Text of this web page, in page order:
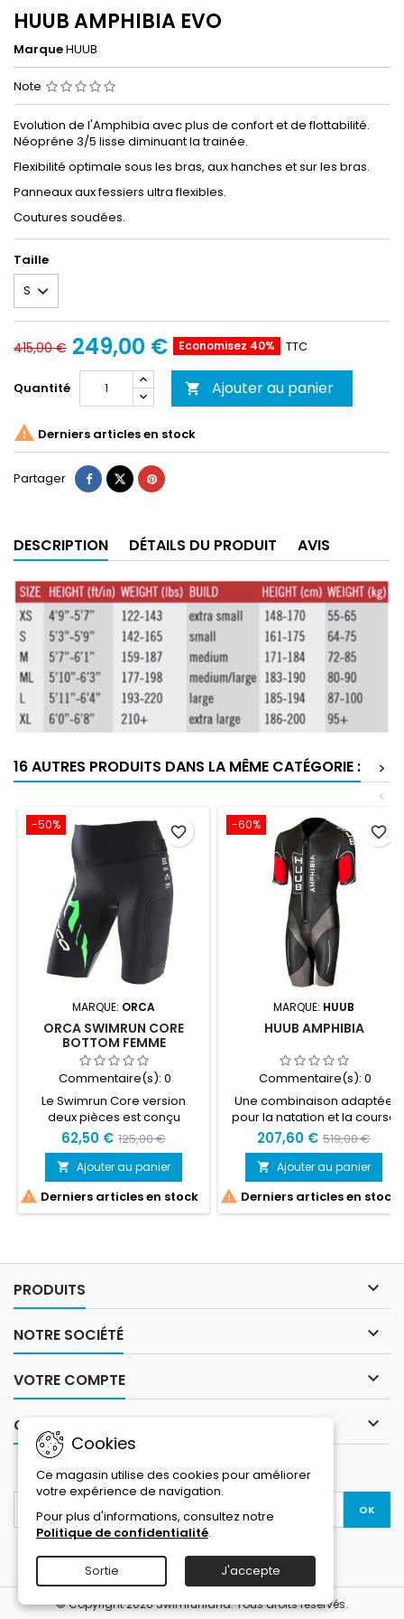
HUUB AMPHIBIA EVO
MarqueHUUB
Note
Evolution de l'Amphibia avec plus de confort et de flottabilité.
Néopréne 3/5 lisse diminuant la trainée.
Flexibilité optimale sous les bras, aux hanches et sur les bras.
Panneaux aux fessiers ultra flexibles.
Coutures soudées.
Taille
415,00 € 249,00 € Economisez 40% TTC
Quantité  Ajouter au panier
 Derniers articles en stock
Partager
DESCRIPTION DÉTAILS DU PRODUIT AVIS
16 AUTRES PRODUITS DANS LA MÊME CATÉGORIE :
>
<
-50%
MARQUE: ORCA
ORCA SWIMRUN CORE
BOTTOM FEMME
Commentaire(s): 0
Le Swimrun Core version
deux pièces est conçu
spécialement pour les
compétitions de swimrun
lorsqu'il fait chaud. Cette
combinaison s'adapte tant
aux besoins de la course à
pied qu'à ceux de la natation.
rentrer et rend la
ou à enlever lors des
transitions de la course....
62,50 € 125,00 €
 Ajouter au panier
 Derniers articles en stock
favorite_border -60%
MARQUE: HUUB
HUUB AMPHIBIA
Commentaire(s): 0
Une combinaison adaptée
pour la natation et la course
à pied ! En prenant la
combinaison Archimedes
comme point de départ,
cette nouvelle combinaison
possède une incroyable
souplesse. Ce qui la rend
d’enlever la combi pour
ouverture maximale
permettent une grande...
207,60 € 519,00 €
 Ajouter au panier
 Derniers articles en stock
favorite_border
PRODUITS 
NOTRE SOCIÉTÉ 
VOTRE COMPTE 
CONTACT 
Cookies
Ce magasin utilise des cookies pour améliorer
votre expérience de navigation.
Pour plus d'informations, consultez notre
Politique de confidentialité.
Sortie J'accepte
LETTRE D'INFORMATIONS
© Copyright 2026 Swimrunland. Tous droits réservés.